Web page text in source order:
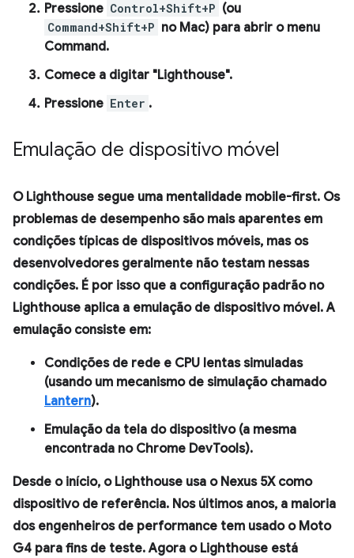
Pressione Control+Shift+P (ou
Command+Shift+P no Mac) para abrir o menu
Command.
Comece a digitar "Lighthouse".
Pressione Enter .
Emulação de dispositivo móvel
O Lighthouse segue uma mentalidade mobile-first. Os
problemas de desempenho são mais aparentes em
condições típicas de dispositivos móveis, mas os
desenvolvedores geralmente não testam nessas
condições. É por isso que a configuração padrão no
Lighthouse aplica a emulação de dispositivo móvel. A
emulação consiste em:
Condições de rede e CPU lentas simuladas
(usando um mecanismo de simulação chamado
Lantern).
Emulação da tela do dispositivo (a mesma
encontrada no Chrome DevTools).
Desde o início, o Lighthouse usa o Nexus 5X como
dispositivo de referência. Nos últimos anos, a maioria
dos engenheiros de performance tem usado o Moto
G4 para fins de teste. Agora o Lighthouse está